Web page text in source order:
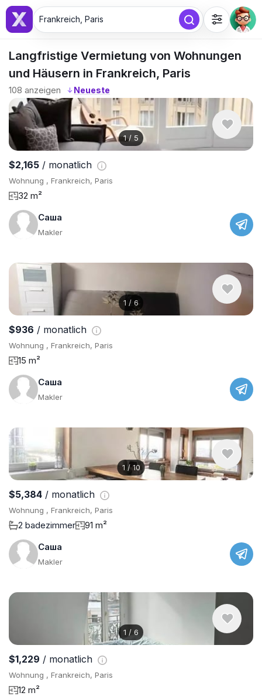
Frankreich, Paris
Langfristige Vermietung von Wohnungen
und Häusern in Frankreich, Paris
108 anzeigen ↓
1/ 5
$2,165 / monatlich
Wohnung , Frankreich, Paris
32 m²
Саша
Makler
1 / 6
$936 / monatlich
Wohnung , Frankreich, Paris
15 m²
Саша
Makler
1 /10
$5,384 / monatlich
Wohnung , Frankreich, Paris
2 badezimmer
91 m²
Саша
Makler
1 / 6
$1,229 / monatlich
Wohnung , Frankreich, Paris
12 m²